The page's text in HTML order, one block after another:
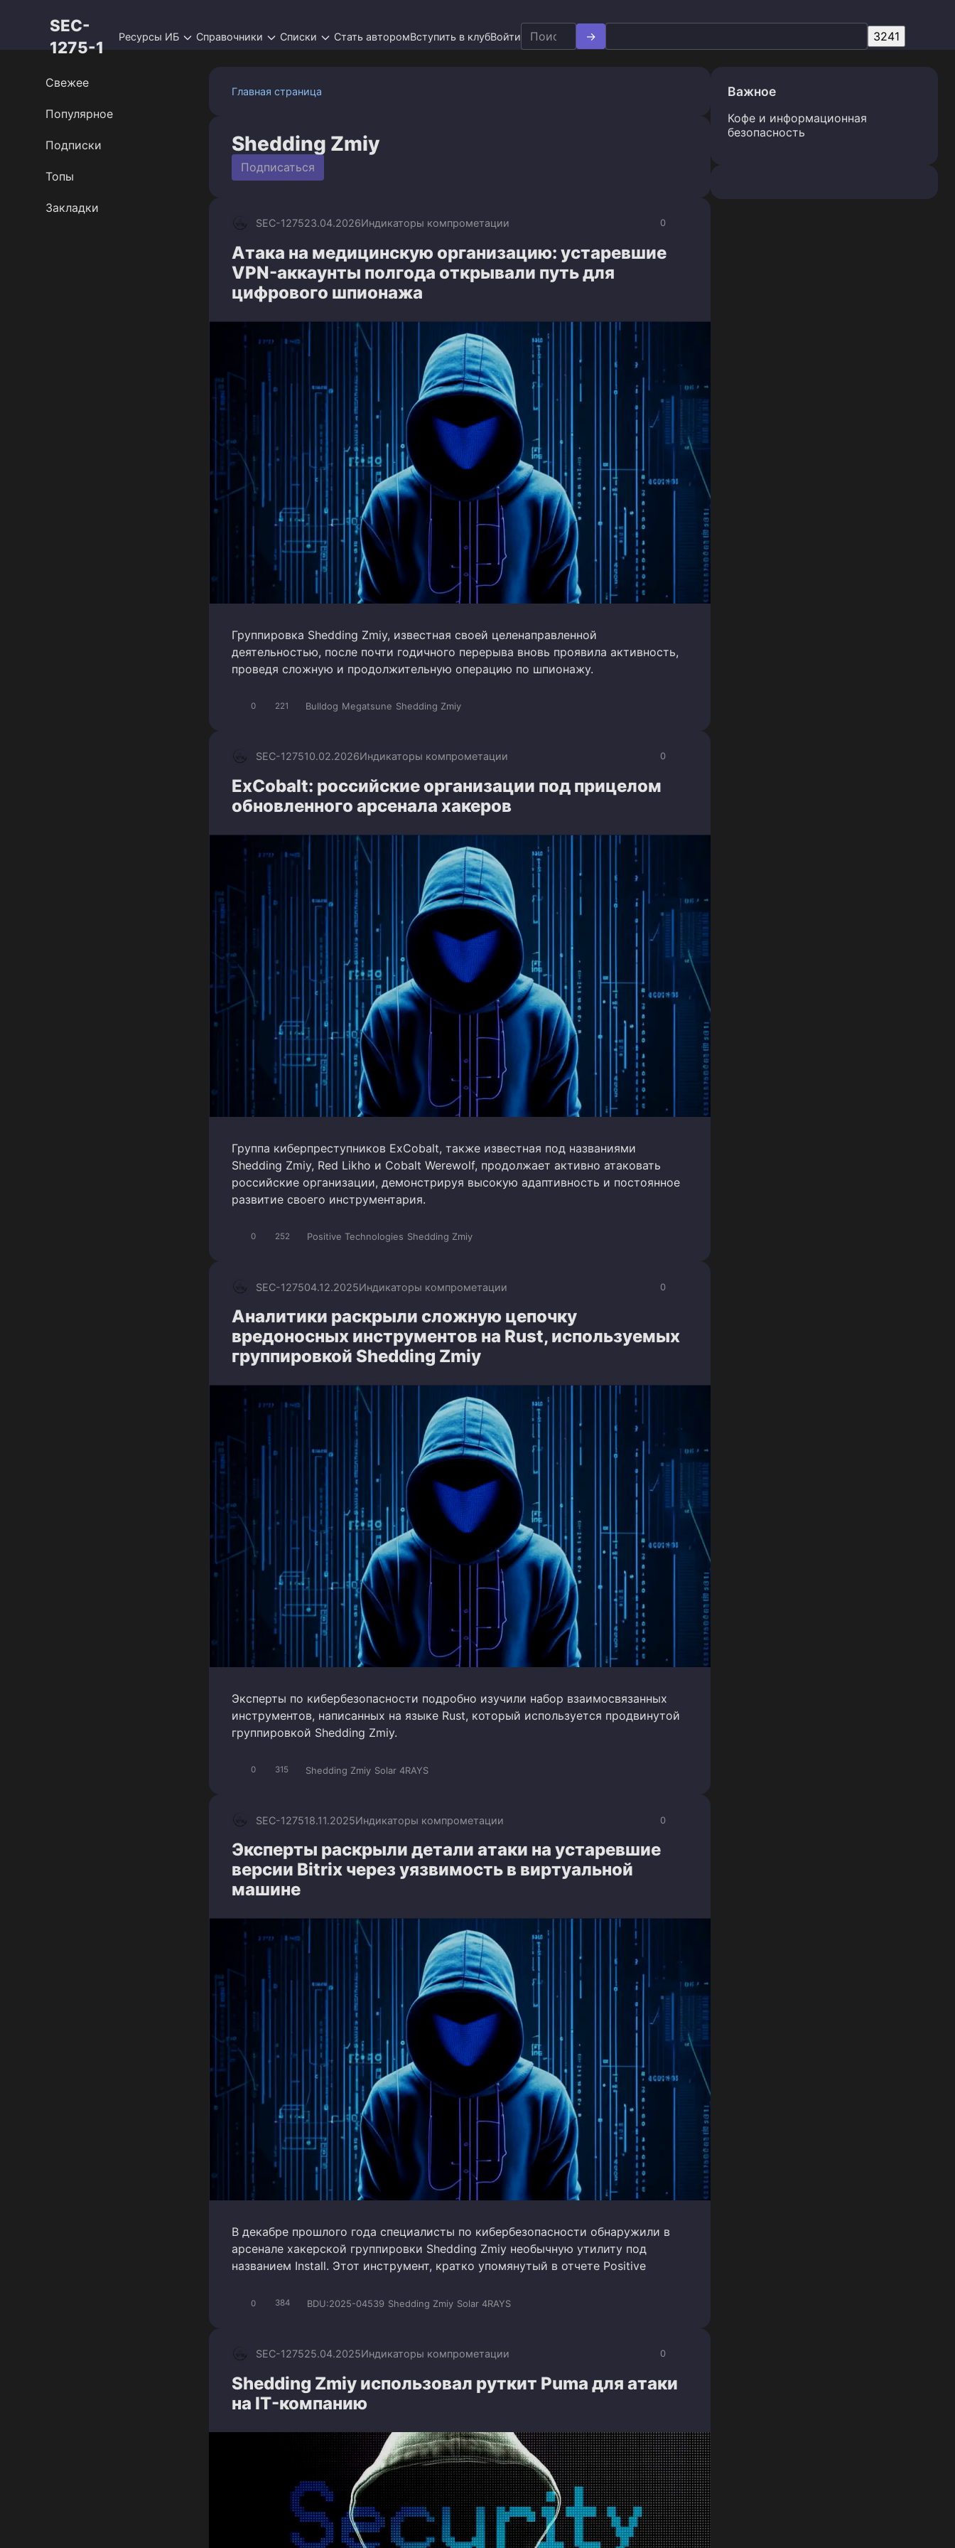
SEC-
1275-1
Ресурсы ИБ Справочники Списки Стать авторомВступить в клубВойти
Search
for:
Главная страница
Shedding Zmiy
Подписаться
0
SEC-127523.04.2026Индикаторы компрометации
Атака на медицинскую организацию: устаревшие
VPN-аккаунты полгода открывали путь для
цифрового шпионажа
Группировка Shedding Zmiy, известная своей целенаправленной
деятельностью, после почти годичного перерыва вновь проявила активность,
проведя сложную и продолжительную операцию по шпионажу.
0 221 Bulldog Megatsune Shedding Zmiy
0
SEC-127510.02.2026Индикаторы компрометации
ExCobalt: российские организации под прицелом
обновленного арсенала хакеров
Группа киберпреступников ExCobalt, также известная под названиями
Shedding Zmiy, Red Likho и Cobalt Werewolf, продолжает активно атаковать
российские организации, демонстрируя высокую адаптивность и постоянное
развитие своего инструментария.
0 252 Positive Technologies Shedding Zmiy
0
SEC-127504.12.2025Индикаторы компрометации
Аналитики раскрыли сложную цепочку
вредоносных инструментов на Rust, используемых
группировкой Shedding Zmiy
Эксперты по кибербезопасности подробно изучили набор взаимосвязанных
инструментов, написанных на языке Rust, который используется продвинутой
группировкой Shedding Zmiy.
0 315 Shedding Zmiy Solar 4RAYS
0
SEC-127518.11.2025Индикаторы компрометации
Эксперты раскрыли детали атаки на устаревшие
версии Bitrix через уязвимость в виртуальной
машине
В декабре прошлого года специалисты по кибербезопасности обнаружили в
арсенале хакерской группировки Shedding Zmiy необычную утилиту под
названием Install. Этот инструмент, кратко упомянутый в отчете Positive
0 384 BDU:2025-04539 Shedding Zmiy Solar 4RAYS
0
SEC-127525.04.2025Индикаторы компрометации
Shedding Zmiy использовал руткит Puma для атаки
на IT-компанию
Свежее
Популярное
Подписки
Топы
Закладки
Важное
Кофе и информационная
безопасность